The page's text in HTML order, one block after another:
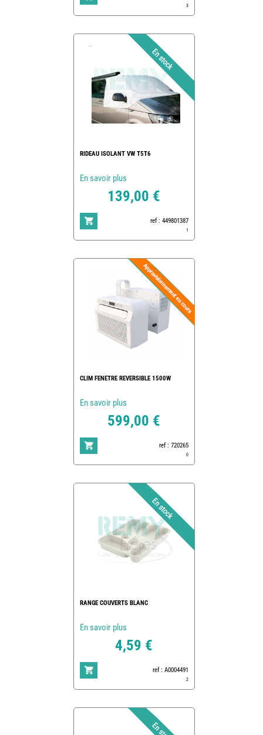
3
RIDEAU ISOLANT VW T5T6
En savoir plus
139,00 €
ref : 449801387
1
CLIM FENETRE REVERSIBLE 1500W
En savoir plus
599,00 €
ref : 720265
0
RANGE COUVERTS BLANC
En savoir plus
4,59 €
ref : A0004491
2